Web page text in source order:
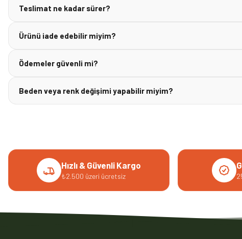
Teslimat ne kadar sürer?
Ürünü iade edebilir miyim?
Ödemeler güvenli mi?
Beden veya renk değişimi yapabilir miyim?
Hızlı & Güvenli Kargo
₺2.500 üzeri ücretsiz